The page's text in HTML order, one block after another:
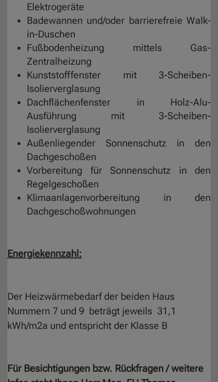
Elektrogeräte
Badewannen und/oder barrierefreie Walk-
in-Duschen
Fußbodenheizung mittels Gas-
Zentralheizung
Kunststofffenster mit 3-Scheiben-
Isolierverglasung
Dachflächenfenster in Holz-Alu-
Ausführung mit 3-Scheiben-
Isolierverglasung
Außenliegender Sonnenschutz in den
Dachgeschoßen
Vorbereitung für Sonnenschutz in den
Regelgeschoßen
Klimaanlagenvorbereitung in den
Dachgeschoßwohnungen
Energiekennzahl:
Der Heizwärmebedarf der beiden Haus
Nummern 7 und 9 beträgt jeweils 31,1
kWh/m2a und entspricht der Klasse B
Für Besichtigungen bzw. Rückfragen / weitere